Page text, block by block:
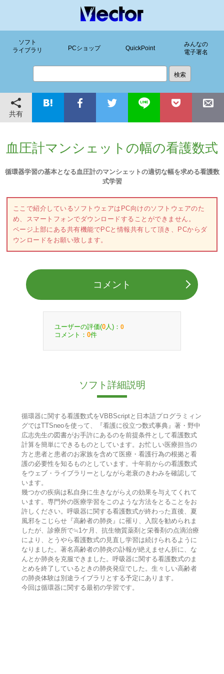
ソフト
ライブラリ
PCショップ QuickPoint
みんなの
電子署名
共有
血圧計マンシェットの幅の看護数式
循環器学習の基本となる血圧計のマンシェットの適切な幅を求める看護数
式学習
ここで紹介しているソフトウェアはPC向けのソフトウェアのた
め、スマートフォンでダウンロードすることができません。
ページ上部にある共有機能でPCと情報共有して頂き、PCからダ
ウンロードをお願い致します。
コメント
ユーザーの評価(0 人)： 0
コメント： 0件
ソフト詳細説明
循環器に関する看護数式をVBBScriptと日本語プログラミィン
グではTTSneoを使って、『看護に役立つ数式事典』著・野中
広志先生の図書がお手許にあるのを前提条件として看護数式
計算を簡単にできるものとしています。お忙しい医療担当の
方と患者と患者のお家族を含めて医療・看護行為の根拠と看
護の必要性を知るものとしています。十年前からの看護数式
をウェブ・ライブラリーとしながら老衰のきわみを確認して
います。
幾つかの疾病は私自身に生きながらえの効果を与えてくれて
います。専門外の医療学習をこのような方法をとることをお
許しください。呼吸器に関する看護数式が終わった直後、夏
風邪をこじらせ『高齢者の肺炎』に罹り、入院を勧められま
したが、診療所で≒1ケ月、抗生物質薬剤と栄養剤の点滴治療
により、とうやら看護数式の見直し学習は続けられるように
なりました。著名高齢者の肺炎の訃報が絶えません折に、な
んとか肺炎を克服できました。呼吸器に関する看護数式のま
とめを終了しているときの肺炎発症でした。生々しい高齢者
の肺炎体験は別途ライブラリとする予定にあります。
今回は循環器に関する最初の学習です。